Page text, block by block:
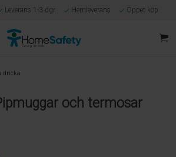
Leverans 1-3 dgr Hemleverans Öppet köp
Egen tillverkning
dricka
och termosar